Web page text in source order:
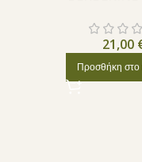
21,00
Προσθήκη στο